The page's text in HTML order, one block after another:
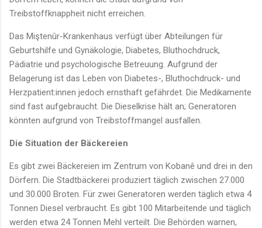
Treibstoffknappheit nicht erreichen.
Das Miştenûr-Krankenhaus verfügt über Abteilungen für
Geburtshilfe und Gynäkologie, Diabetes, Bluthochdruck,
Pädiatrie und psychologische Betreuung. Aufgrund der
Belagerung ist das Leben von Diabetes-, Bluthochdruck- und
Herzpatient:innen jedoch ernsthaft gefährdet. Die Medikamente
sind fast aufgebraucht. Die Dieselkrise hält an; Generatoren
könnten aufgrund von Treibstoffmangel ausfallen.
Die Situation der Bäckereien
Es gibt zwei Bäckereien im Zentrum von Kobanê und drei in den
Dörfern. Die Stadtbäckerei produziert täglich zwischen 27.000
und 30.000 Broten. Für zwei Generatoren werden täglich etwa 4
Tonnen Diesel verbraucht. Es gibt 100 Mitarbeitende und täglich
werden etwa 24 Tonnen Mehl verteilt. Die Behörden warnen,